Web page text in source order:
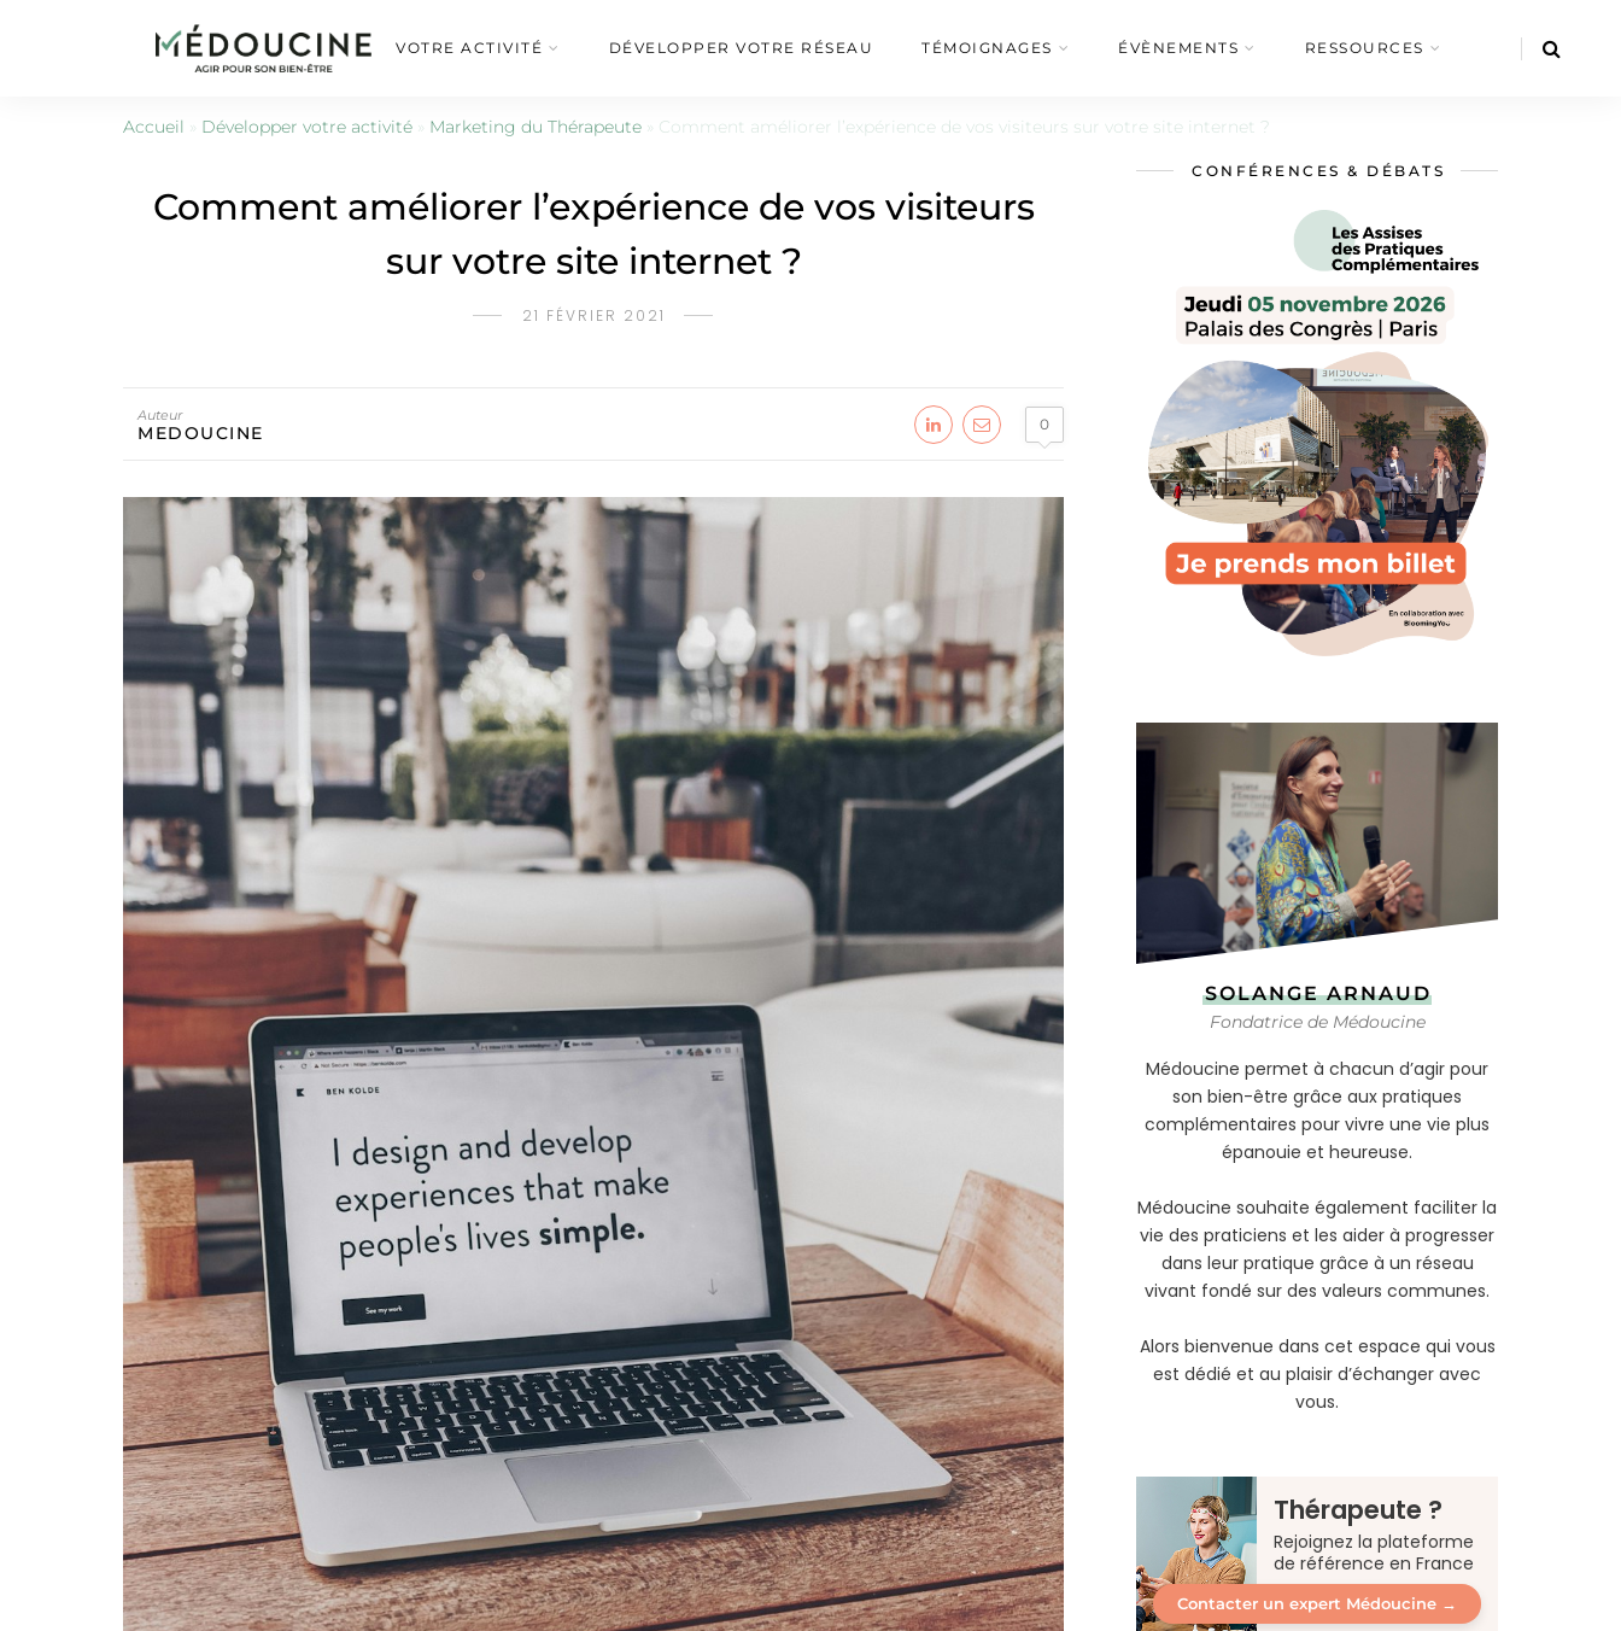
VOTRE ACTIVITÉ DÉVELOPPER VOTRE RÉSEAU TÉMOIGNAGES ÉVÈNEMENTS RESSOURCES
Accueil » Développer votre activité » Marketing du Thérapeute » Comment améliorer l’expérience de vos visiteurs sur votre site internet ?
Comment améliorer l’expérience de vos visiteurs
sur votre site internet ?
21 FÉVRIER 2021
Auteur
MEDOUCINE 0
CONFÉRENCES & DÉBATS
SOLANGE ARNAUD
Fondatrice de Médoucine
Médoucine permet à chacun d’agir pour
son bien-être grâce aux pratiques
complémentaires pour vivre une vie plus
épanouie et heureuse.
Médoucine souhaite également faciliter la
vie des praticiens et les aider à progresser
dans leur pratique grâce à un réseau
vivant fondé sur des valeurs communes.
Alors bienvenue dans cet espace qui vous
est dédié et au plaisir d’échanger avec
vous.
Thérapeute ?
Rejoignez la plateforme
de référence en France
Contacter un expert Médoucine →